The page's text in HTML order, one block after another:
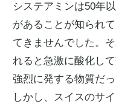
システアミンは50年
があることが知られ
てきませんでした。
れると急激に酸化し
強烈に発する物質だっ
しかし、スイスのサ